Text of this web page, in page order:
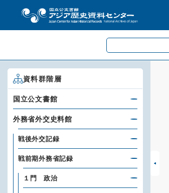
資料群階層
国立公文書館
外務省外交史料館
戦後外交記録
戦前期外務省記録
１門 政治